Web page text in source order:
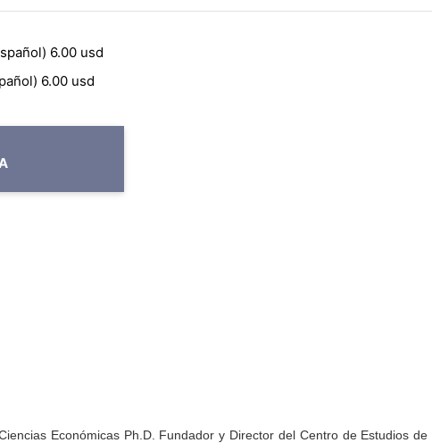
6.00 usd
6.00 usd
Económicas Ph.D. Fundador y Director del Centro de Estudios